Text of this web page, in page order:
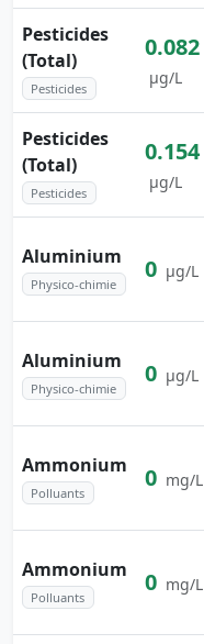
Pesticides
(Total)
Pesticides
0.082
µg/L
Pesticides
(Total)
Pesticides
0.154
µg/L
Aluminium
Physico-chimie
0 µg/L
Aluminium
Physico-chimie
0 µg/L
Ammonium
Polluants
0 mg/L
Ammonium
Polluants
0 mg/L